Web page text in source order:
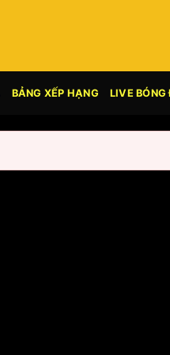
BẢNG XẾP HẠNG LIVE BÓNG